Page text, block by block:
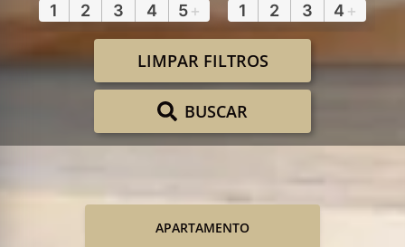
1 2 3 4 5+ 1 2 3 4 +
LIMPAR FILTROS
BUSCAR
APARTAMENTO